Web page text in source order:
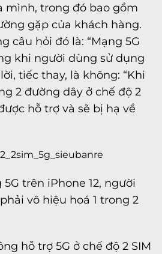
mình, trong đó bao gồm
gặp của khách hàng.
câu hỏi đó là: “Mạng 5G
khi người dùng sử dụng
tiếc thay, là không: “Khi
2 đường dây ở chế độ 2
hỗ trợ và sẽ bị hạ về
trên iPhone 12, người
vô hiệu hoá 1 trong 2
hỗ trợ 5G ở chế độ 2 SIM